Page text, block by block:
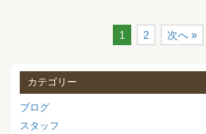
1 2 次へ »
カテゴリー
ブログ
スタッフ